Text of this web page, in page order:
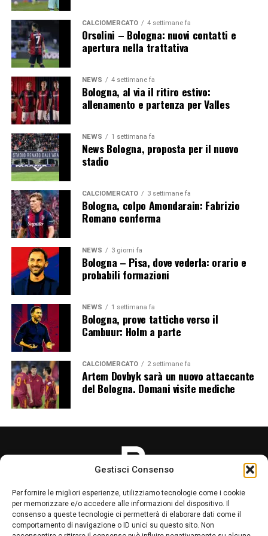
Gestisci Consenso
Per fornire le migliori esperienze, utilizziamo tecnologie come i cookie
per memorizzare e/o accedere alle informazioni del dispositivo. Il
consenso a queste tecnologie ci permetterà di elaborare dati come il
comportamento di navigazione o ID unici su questo sito. Non
CALCIOMERCATO 4 settimane fa
Orsolini – Bologna: nuovi contatti e
apertura nella trattativa
NEWS 4 settimane fa
Bologna, al via il ritiro estivo:
allenamento e partenza per Valles
NEWS 1 settimana fa
News Bologna, proposta per il nuovo
stadio
CALCIOMERCATO 3 settimane fa
Bologna, colpo Amondarain: Fabrizio
Romano conferma
NEWS 3 giorni fa
Bologna – Pisa, dove vederla: orario e
probabili formazioni
NEWS 1 settimana fa
Bologna, prove tattiche verso il
Cambuur: Holm a parte
CALCIOMERCATO 2 settimane fa
Artem Dovbyk sarà un nuovo attaccante
del Bologna. Domani visite mediche